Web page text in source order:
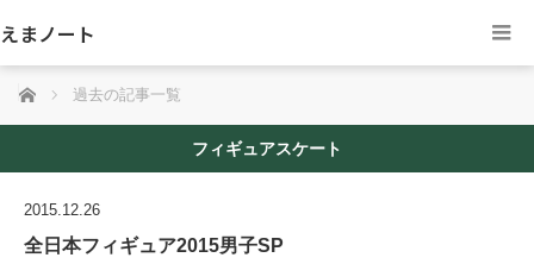
えまノート
ホーム 過去の記事一覧
フィギュアスケート
2015.12.26
全日本フィギュア2015男子SP